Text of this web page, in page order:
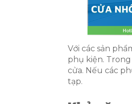
Với các sản
phụ kiện.
cửa. Nếu các
tạp.